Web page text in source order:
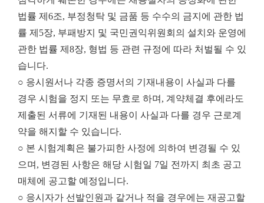
법률 제6조, 부정청탁 및 금품 등 수수의 금지에 관한 법
률 제5장, 부패방지 및 국민권익위원회의 설치와 운영에
관한 법률 제8장, 형법 등 관련 규정에 따라 처벌될 수 있
습니다.
○ 응시원서나 각종 증명서의 기재내용이 사실과 다를
경우 시험을 정지 또는 무효로 하며, 계약체결 후에라도
제출된 서류에 기재된 내용이 사실과 다를 경우 근로계
약을 해지할 수 있습니다.
○ 본 시험계획은 불가피한 사정에 의하여 변경될 수 있
으며, 변경된 사항은 해당 시험일 7일 전까지 최초 공고
매체에 공고할 예정입니다.
○ 응시자가 선발인원과 같거나 적을 경우에는 재공고할